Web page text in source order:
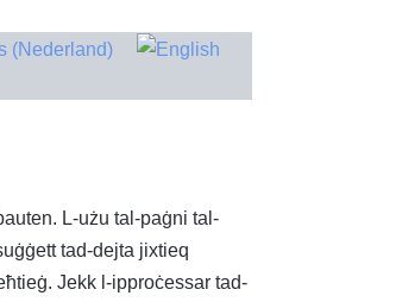
L-użu tal-paġni tal-
tad-dejta jixtieq
Jekk l-ipproċessar tad-